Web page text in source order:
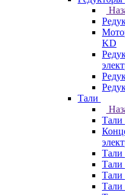
KD
Тали
Тали
Тали
Тали
Тали